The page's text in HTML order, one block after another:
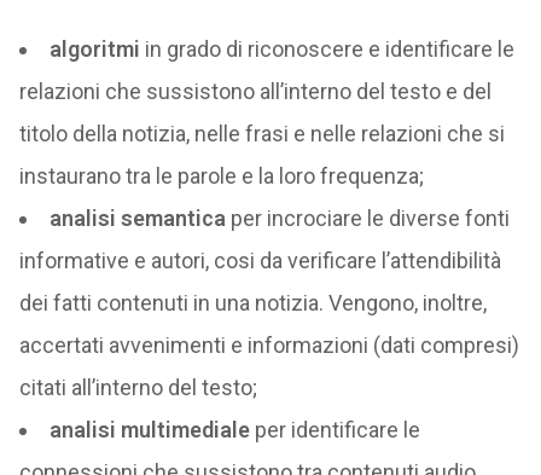
algoritmi in grado di riconoscere e identificare le
relazioni che sussistono all’interno del testo e del
titolo della notizia, nelle frasi e nelle relazioni che si
instaurano tra le parole e la loro frequenza;
analisi semantica per incrociare le diverse fonti
informative e autori, cosi da verificare l’attendibilità
dei fatti contenuti in una notizia. Vengono, inoltre,
accertati avvenimenti e informazioni (dati compresi)
citati all’interno del testo;
analisi multimedialeper identificare le